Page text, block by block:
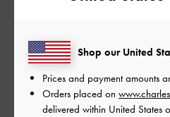
もっと見る
このレビュー
Shop our United
Prices and payment amounts
Orders placed on
delivered within United States